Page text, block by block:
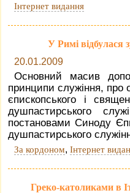
Інтернет видання
У Римі відбулася
20.01.2009
Основний масив
принципи служіння, про
єпископського і
душпастирського
постановами Синоду
душпастирського
За кордоном, Інтернет
Греко-католиками в